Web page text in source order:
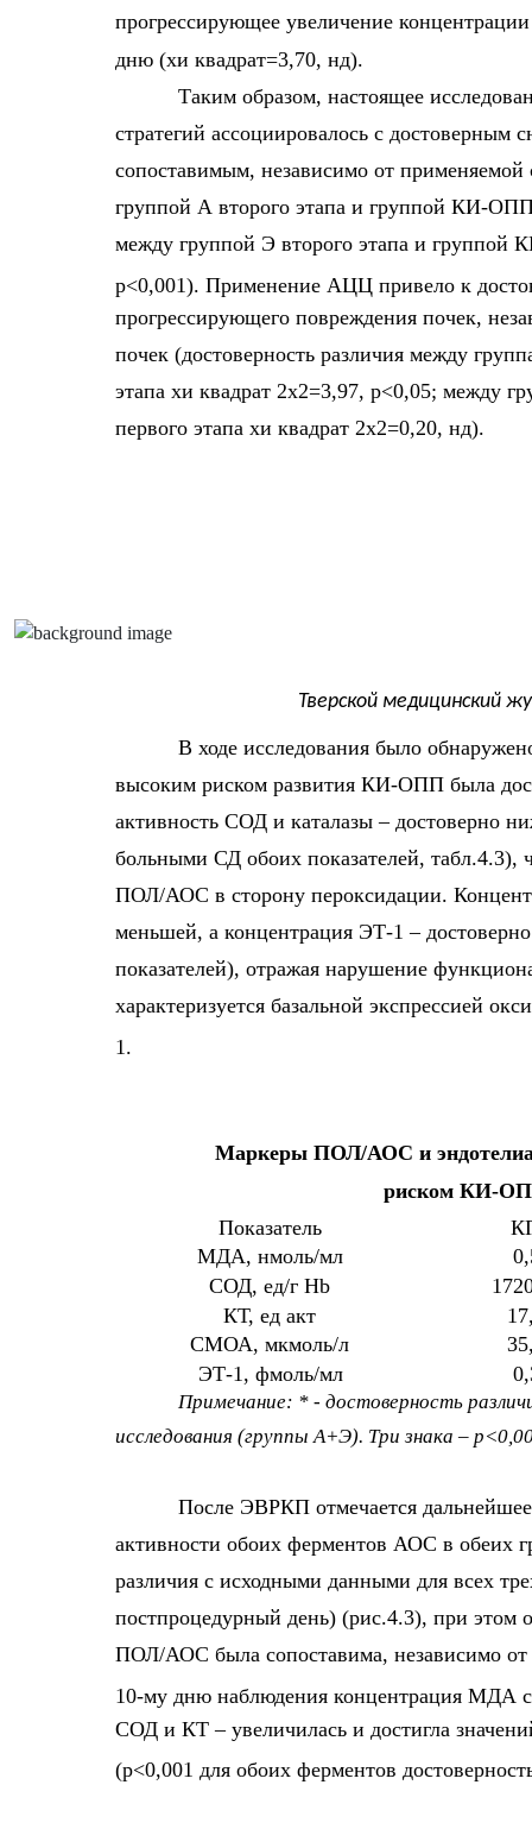
прогрессирующее увеличение
дню (хи квадрат=3,70, нд).
Таким образом, настоящее
стратегий ассоциировалось с
сопоставимым, независимо от применяемой
группой А второго этапа и группой КИ-
между группой Э второго этапа и группой
p<0,001). Применение АЦЦ привело к
прогрессирующего повреждения почек,
почек (достоверность различия между
этапа хи квадрат 2х2=3,97, p<0,05; между
первого этапа хи квадрат 2х2=0,20, нд).
Тверской медицинский
В ходе исследования было
высоким риском развития КИ-ОПП была
активность СОД и каталазы – достоверно
больными СД обоих показателей, табл.4.3),
ПОЛ/АОС в сторону пероксидации.
меньшей, а концентрация ЭТ-1 –
показателей), отражая нарушение
характеризуется базальной экспрессией
1.
Маркеры ПОЛ/АОС и
риском КИ-
Показатель
МДА, нмоль/мл
СОД, ед/г Hb
КТ, ед акт
СМОА, мкмоль/л
ЭТ-1, фмоль/мл
Примечание: * - достоверность
исследования (группы А+Э). Три знака –
После ЭВРКП отмечается
активности обоих ферментов АОС в обеих
различия с исходными данными для всех
постпроцедурный день) (рис.4.3), при этом
ПОЛ/АОС была сопоставима, независимо
10-му дню наблюдения концентрация МДА
СОД и КТ – увеличилась и достигла
(p<0,001 для обоих ферментов